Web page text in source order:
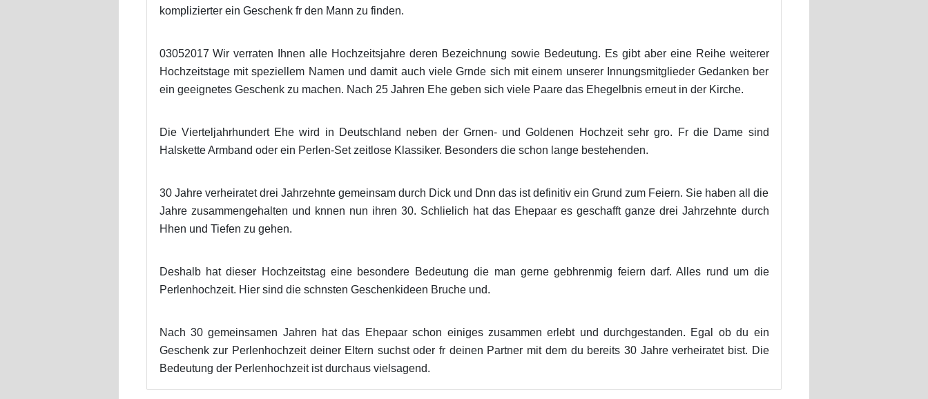
komplizierter ein Geschenk fr den Mann zu finden.
03052017 Wir verraten Ihnen alle Hochzeitsjahre deren Bezeichnung sowie Bedeutung. Es gibt aber eine Reihe weiterer
Hochzeitstage mit speziellem Namen und damit auch viele Grnde sich mit einem unserer Innungsmitglieder Gedanken ber
ein geeignetes Geschenk zu machen. Nach 25 Jahren Ehe geben sich viele Paare das Ehegelbnis erneut in der Kirche.
Die Vierteljahrhundert Ehe wird in Deutschland neben der Grnen- und Goldenen Hochzeit sehr gro. Fr die Dame sind
Halskette Armband oder ein Perlen-Set zeitlose Klassiker. Besonders die schon lange bestehenden.
30 Jahre verheiratet drei Jahrzehnte gemeinsam durch Dick und Dnn das ist definitiv ein Grund zum Feiern. Sie haben all die
Jahre zusammengehalten und knnen nun ihren 30. Schlielich hat das Ehepaar es geschafft ganze drei Jahrzehnte durch
Hhen und Tiefen zu gehen.
Deshalb hat dieser Hochzeitstag eine besondere Bedeutung die man gerne gebhrenmig feiern darf. Alles rund um die
Perlenhochzeit. Hier sind die schnsten Geschenkideen Bruche und.
Nach 30 gemeinsamen Jahren hat das Ehepaar schon einiges zusammen erlebt und durchgestanden. Egal ob du ein
Geschenk zur Perlenhochzeit deiner Eltern suchst oder fr deinen Partner mit dem du bereits 30 Jahre verheiratet bist. Die
Bedeutung der Perlenhochzeit ist durchaus vielsagend.